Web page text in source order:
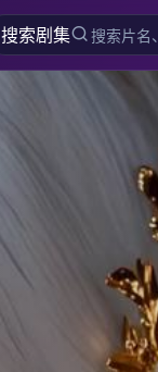
搜索剧集